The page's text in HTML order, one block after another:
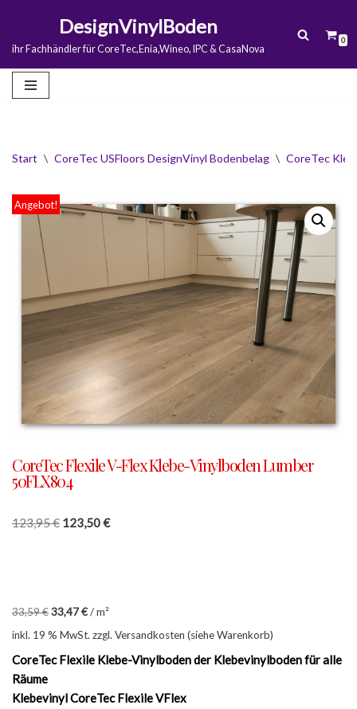
Zum
springen
DesignVinylBoden
ihr Fachhändler für CoreTec,Enia,Wineo, IPC & CasaNova
0
Start \ CoreTec USFloors DesignVinyl Bodenbelag \ CoreTec
Angebot!
CoreTec Flexile V-Flex Klebe-Vinylboden Lumber
50FLX804
123,95€ 123,50€
33,59€33,47€/m²
inkl. 19 % MwSt.zzgl. Versandkosten (siehe Warenkorb)
CoreTec Flexile Klebe-Vinylboden der Klebevinylboden für alle
Räume
Klebevinyl CoreTec Flexile VFlex